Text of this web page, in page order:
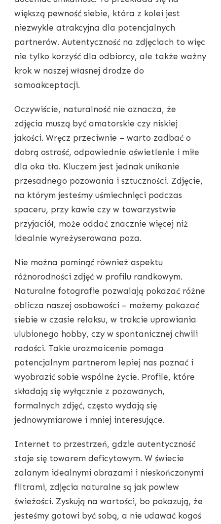
większą pewność siebie, która z kolei jest
niezwykle atrakcyjna dla potencjalnych
partnerów. Autentyczność na zdjęciach to więc
nie tylko korzyść dla odbiorcy, ale także ważny
krok w naszej własnej drodze do
samoakceptacji.
Oczywiście, naturalność nie oznacza, że
zdjęcia muszą być amatorskie czy niskiej
jakości. Wręcz przeciwnie – warto zadbać o
dobrą ostrość, odpowiednie oświetlenie i miłe
dla oka tło. Kluczem jest jednak unikanie
przesadnego pozowania i sztuczności. Zdjęcie,
na którym jesteśmy uśmiechnięci podczas
spaceru, przy kawie czy w towarzystwie
przyjaciół, może oddać znacznie więcej niż
idealnie wyreżyserowana poza.
Nie można pominąć również aspektu
różnorodności zdjęć w profilu randkowym.
Naturalne fotografie pozwalają pokazać różne
oblicza naszej osobowości – możemy pokazać
siebie w czasie relaksu, w trakcie uprawiania
ulubionego hobby, czy w spontanicznej chwili
radości. Takie urozmaicenie pomaga
potencjalnym partnerom lepiej nas poznać i
wyobrazić sobie wspólne życie. Profile, które
składają się wyłącznie z pozowanych,
formalnych zdjęć, często wydają się
jednowymiarowe i mniej interesujące.
Internet to przestrzeń, gdzie autentyczność
staje się towarem deficytowym. W świecie
zalanym idealnymi obrazami i nieskończonymi
filtrami, zdjęcia naturalne są jak powiew
świeżości. Zyskują na wartości, bo pokazują, że
jesteśmy gotowi być sobą, a nie udawać kogoś